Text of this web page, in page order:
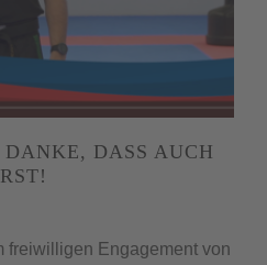
DASS AUCH
freiwilligen Engagement von